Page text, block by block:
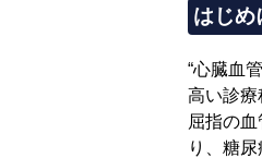
はじめ
“心臓血
高い診療
屈指の
り、糖